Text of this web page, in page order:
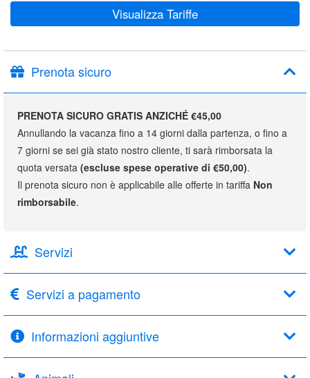
Visualizza Tariffe
Prenota sicuro
PRENOTA SICURO GRATIS ANZICHÉ €45,00
Annullando la vacanza fino a 14 giorni dalla partenza, o fino a
7 giorni se sei già stato nostro cliente, ti sarà rimborsata la
quota versata (escluse spese operative di €50,00).
Il prenota sicuro non è applicabile alle offerte in tariffa Non
rimborsabile.
Servizi
Servizi a pagamento
Informazioni aggiuntive